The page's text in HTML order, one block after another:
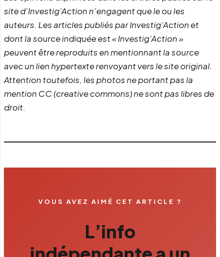
site d’Investig’Action n’engagent que le ou les
auteurs. Les articles publiés par Investig’Action et
dont la source indiquée est « Investig’Action »
peuvent être reproduits en mentionnant la source
avec un lien hypertexte renvoyant vers le site original.
Attention toutefois, les photos ne portant pas la
mention CC (creative commons) ne sont pas libres de
droit.
VOUS AVEZ AIMÉ CET ARTICLE ?
L’info